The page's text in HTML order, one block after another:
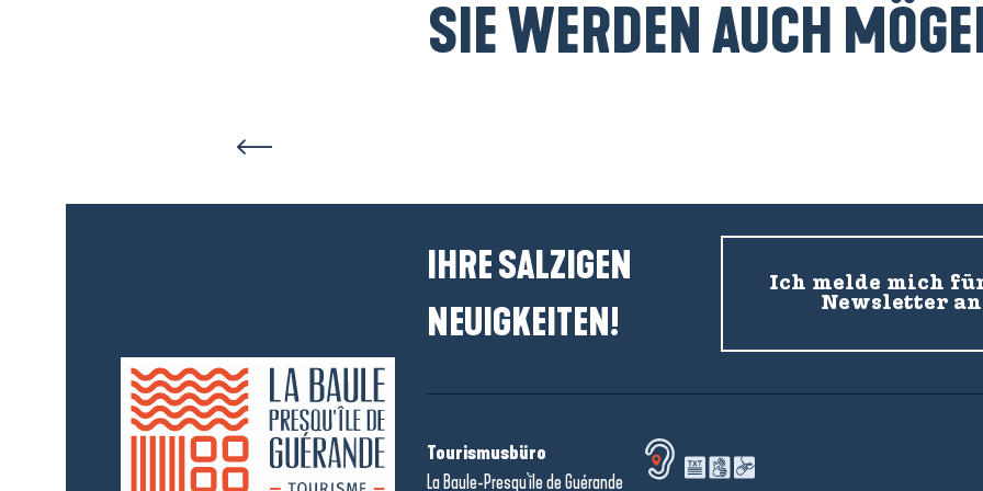
SIE WERDEN AUCH
IHRE SALZIGEN
NEUIGKEITEN!
Ich melde mich
Newsletter an
Tourismusbüro
La Baule-Presqu'île de Guérande